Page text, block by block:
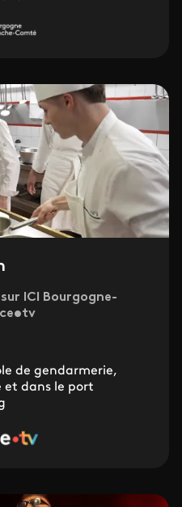
ICI Bourgogne-
de gendarmerie,
et dans le port